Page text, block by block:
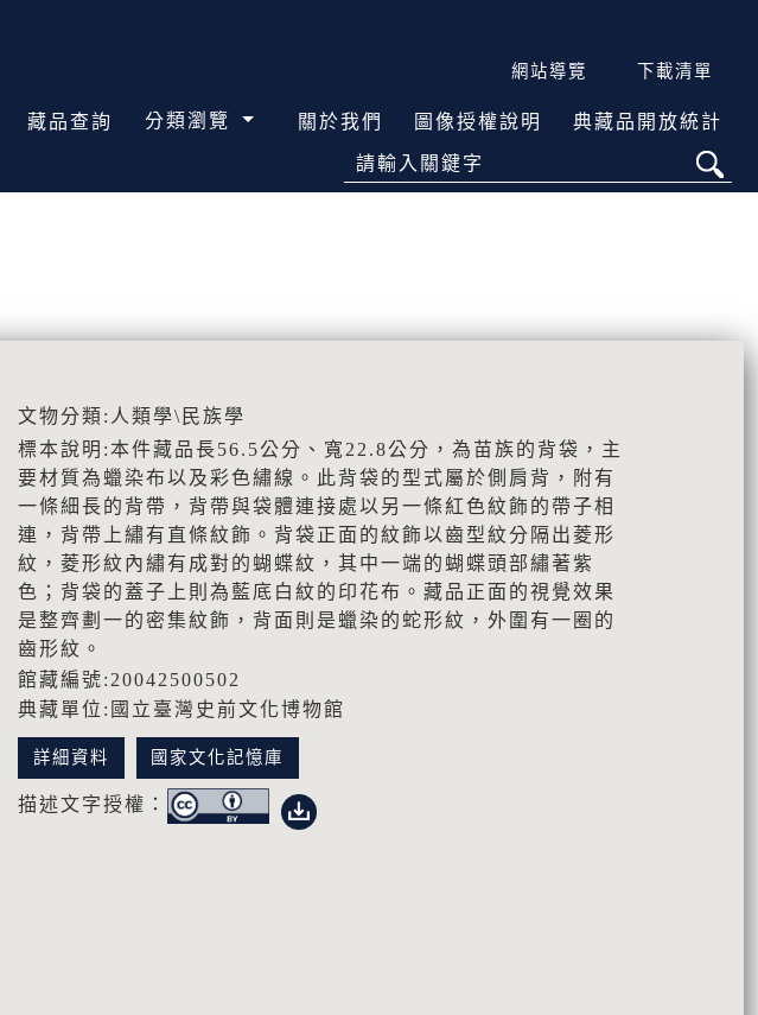
網站導覽 下載清單
藏品查詢 分類瀏覽 關於我們 圖像授權說明 典藏品開放統計
請輸入關鍵字
文物分類:人類學\民族學
標本說明:本件藏品長56.5公分、寬22.8公分，為苗族的背袋，主
要材質為蠟染布以及彩色繡線。此背袋的型式屬於側肩背，附有
一條細長的背帶，背帶與袋體連接處以另一條紅色紋飾的帶子相
連，背帶上繡有直條紋飾。背袋正面的紋飾以齒型紋分隔出菱形
紋，菱形紋內繡有成對的蝴蝶紋，其中一端的蝴蝶頭部繡著紫
色；背袋的蓋子上則為藍底白紋的印花布。藏品正面的視覺效果
是整齊劃一的密集紋飾，背面則是蠟染的蛇形紋，外圍有一圈的
齒形紋。
館藏編號:20042500502
典藏單位:國立臺灣史前文化博物館
詳細資料 國家文化記憶庫
描述文字授權：